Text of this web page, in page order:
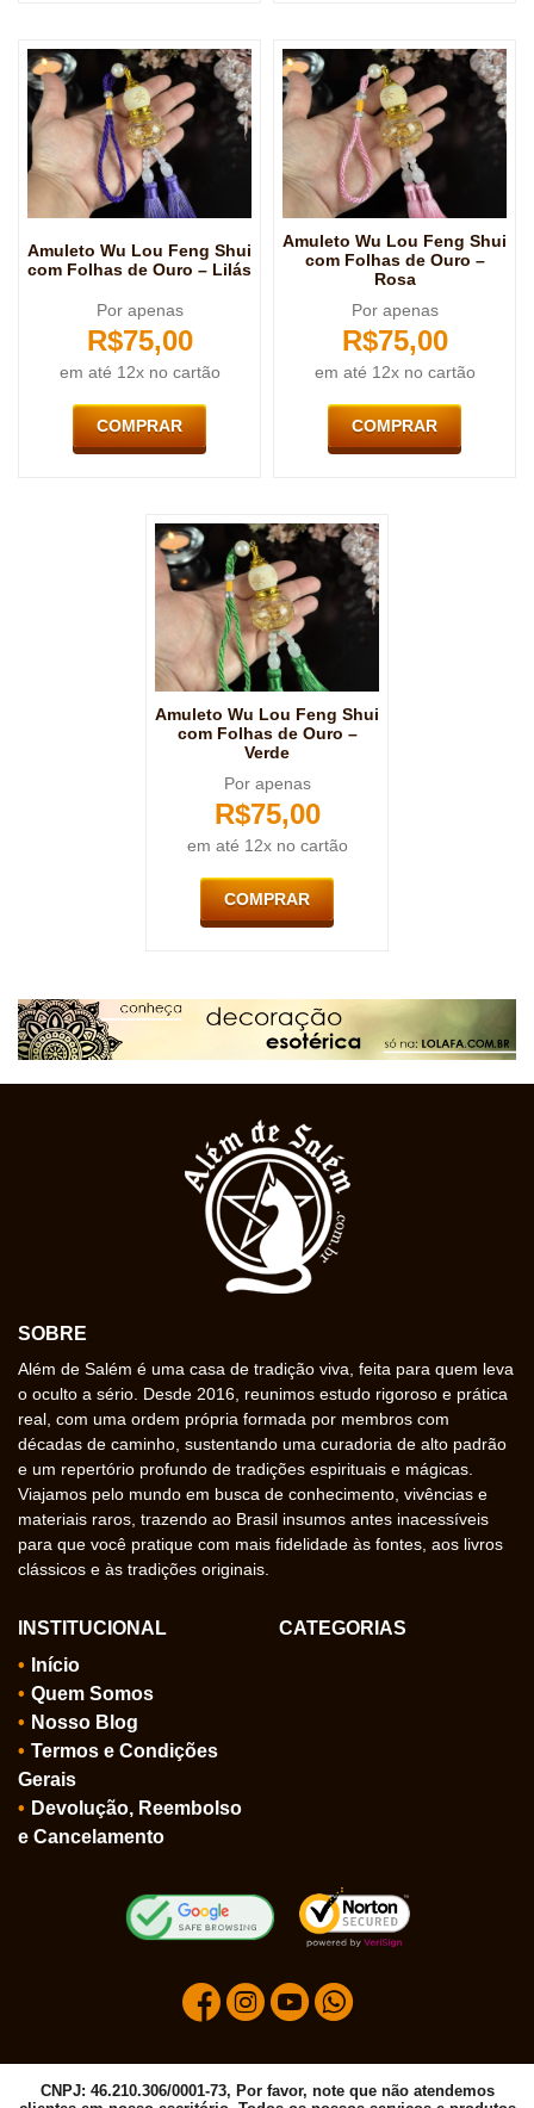
Amuleto Wu Lou Feng Shui
com Folhas de Ouro – Lilás
Por apenas
R$75,00
em até 12x no cartão
COMPRAR
Amuleto Wu Lou Feng Shui
com Folhas de Ouro –
Rosa
Por apenas
R$75,00
em até 12x no cartão
COMPRAR
Amuleto Wu Lou Feng Shui
com Folhas de Ouro –
Verde
Por apenas
R$75,00
em até 12x no cartão
COMPRAR
SOBRE
Além de Salém é uma casa de tradição viva, feita para quem leva
o oculto a sério. Desde 2016, reunimos estudo rigoroso e prática
real, com uma ordem própria formada por membros com
décadas de caminho, sustentando uma curadoria de alto padrão
e um repertório profundo de tradições espirituais e mágicas.
Viajamos pelo mundo em busca de conhecimento, vivências e
materiais raros, trazendo ao Brasil insumos antes inacessíveis
para que você pratique com mais fidelidade às fontes, aos livros
clássicos e às tradições originais.
INSTITUCIONAL
Início
Quem Somos
Nosso Blog
Termos e Condições
Gerais
Devolução, Reembolso
e Cancelamento
CATEGORIAS
CNPJ: 46.210.306/0001-73, Por favor, note que não atendemos